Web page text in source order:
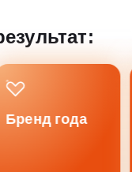
Бренд года